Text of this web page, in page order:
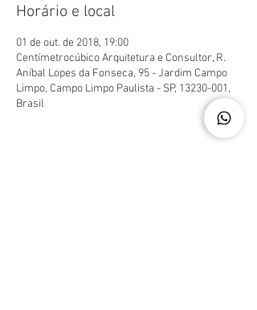
Horário e local
01 de out. de 2018, 19:00
Centímetrocúbico Arquitetura e Consultor, R.
Aníbal Lopes da Fonseca, 95 - Jardim Campo
Limpo, Campo Limpo Paulista - SP, 13230-001,
Brasil